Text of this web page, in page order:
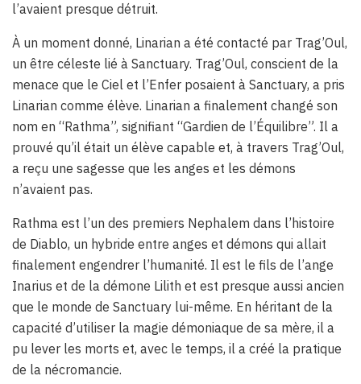
l’avaient presque détruit.
À un moment donné, Linarian a été contacté par Trag’Oul,
un être céleste lié à Sanctuary. Trag’Oul, conscient de la
menace que le Ciel et l’Enfer posaient à Sanctuary, a pris
Linarian comme élève. Linarian a finalement changé son
nom en “Rathma”, signifiant “Gardien de l’Équilibre”. Il a
prouvé qu’il était un élève capable et, à travers Trag’Oul,
a reçu une sagesse que les anges et les démons
n’avaient pas.
Rathma est l’un des premiers Nephalem dans l’histoire
de Diablo, un hybride entre anges et démons qui allait
finalement engendrer l’humanité. Il est le fils de l’ange
Inarius et de la démone Lilith et est presque aussi ancien
que le monde de Sanctuary lui-même. En héritant de la
capacité d’utiliser la magie démoniaque de sa mère, il a
pu lever les morts et, avec le temps, il a créé la pratique
de la nécromancie.